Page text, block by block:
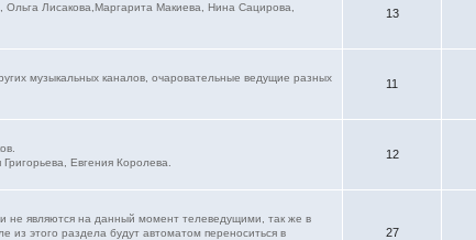
Лисакова,Маргарита Макиева, Нина Сацирова,
13
музыкальных каналов, очаровательные ведущие разных
11
Евгения Королева.
12
не являются на данный момент телеведущими, так же в
из этого раздела будут автоматом переноситься в
27